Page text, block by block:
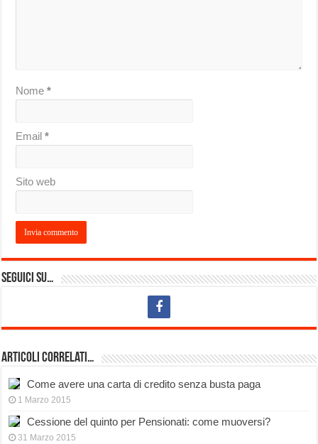
Nome*
Email*
Sito web
Seguici su…
Articoli Correlati…
Come avere una carta di credito senza busta paga
1 Marzo 2015
Cessione del quinto per Pensionati: come muoversi?
31 Marzo 2015